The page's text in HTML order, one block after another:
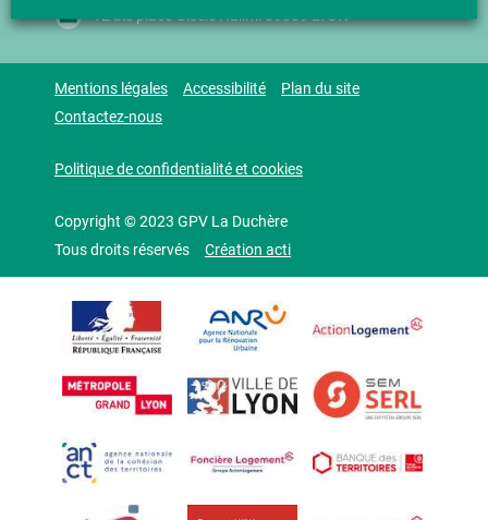
12 bis place Gisèle Halimi 69009 LYON
Mentions légales Accessibilité
Plan du site
Contactez-nous
Politique de confidentialité et cookies
Copyright © 2023 GPV La Duchère
Tous droits réservés
Création acti